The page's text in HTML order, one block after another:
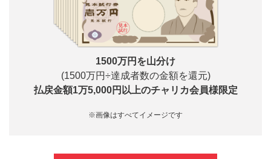
1500万円を山分け
(1500万円÷達成者数の金額を還元)
払戻金額1万5,000円以上のチャリカ会員様限定
※画像はすべてイメージです